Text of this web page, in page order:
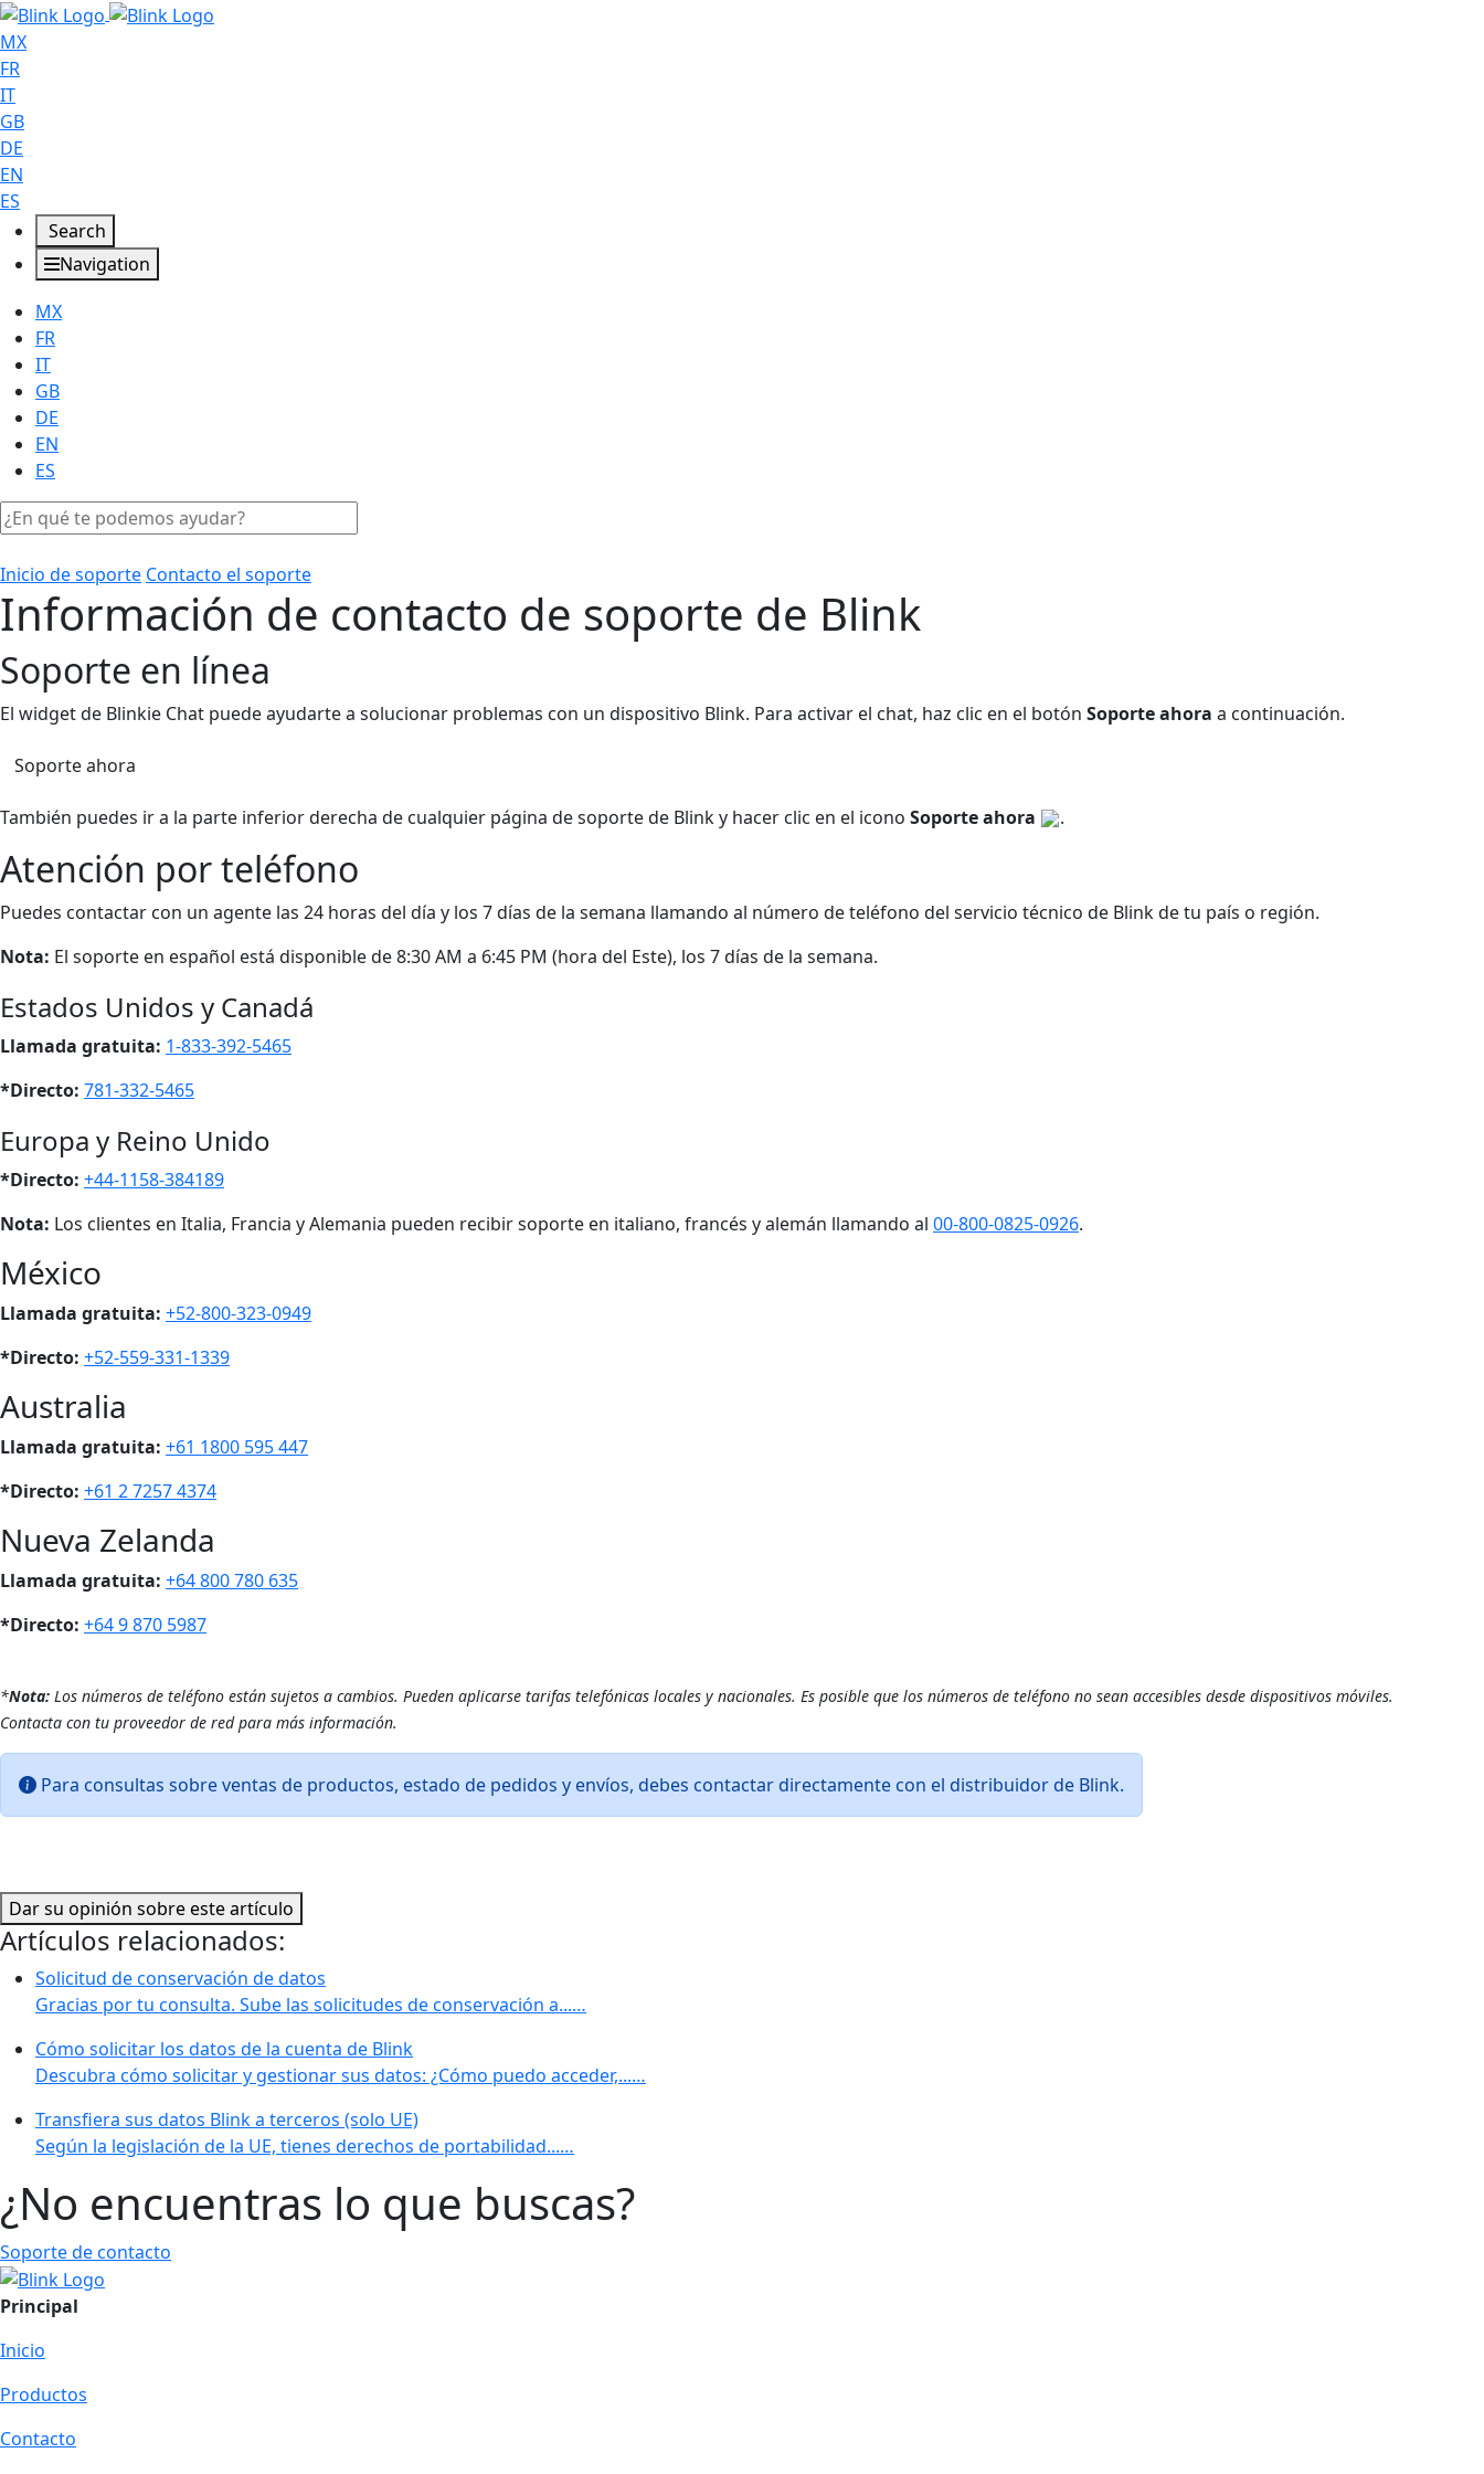
MX
FR
IT
GB
DE
EN
ES
Search
Navigation
MX
FR
IT
GB
DE
EN
ES
Inicio de soporte Contacto el soporte
Información de contacto de soporte de Blink
Soporte en línea
El widget de Blinkie Chat puede ayudarte a solucionar problemas con un dispositivo Blink. Para activar el chat, haz clic en el botón Soporte ahora a continuación.
Soporte ahora
También puedes ir a la parte inferior derecha de cualquier página de soporte de Blink y hacer clic en el icono Soporte ahora .
Atención por teléfono
Puedes contactar con un agente las 24 horas del día y los 7 días de la semana llamando al número de teléfono del servicio técnico de Blink de tu país o región.
Nota: El soporte en español está disponible de 8:30 AM a 6:45 PM (hora del Este), los 7 días de la semana.
Estados Unidos y Canadá
Llamada gratuita: 1-833-392-5465
*Directo: 781-332-5465
Europa y Reino Unido
*Directo: +44-1158-384189
Nota: Los clientes en Italia, Francia y Alemania pueden recibir soporte en italiano, francés y alemán llamando al 00-800-0825-0926.
México
Llamada gratuita: +52-800-323-0949
*Directo: +52-559-331-1339
Australia
Llamada gratuita: +61 1800 595 447
*Directo: +61 2 7257 4374
Nueva Zelanda
Llamada gratuita: +64 800 780 635
*Directo: +64 9 870 5987
*Nota: Los números de teléfono están sujetos a cambios. Pueden aplicarse tarifas telefónicas locales y nacionales. Es posible que los números de teléfono no sean accesibles desde dispositivos móviles.
Contacta con tu proveedor de red para más información.
Para consultas sobre ventas de productos, estado de pedidos y envíos, debes contactar directamente con el distribuidor de Blink.
Dar su opinión sobre este artículo
Artículos relacionados:
Solicitud de conservación de datos
Gracias por tu consulta. Sube las solicitudes de conservación a...…
Cómo solicitar los datos de la cuenta de Blink
Descubra cómo solicitar y gestionar sus datos: ¿Cómo puedo acceder,...…
Transfiera sus datos Blink a terceros (solo UE)
Según la legislación de la UE, tienes derechos de portabilidad...…
¿No encuentras lo que buscas?
Soporte de contacto
Principal
Inicio
Productos
Contacto